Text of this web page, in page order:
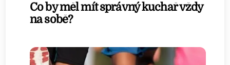
Co by měl mít správný kuchař vždy
na sobě?